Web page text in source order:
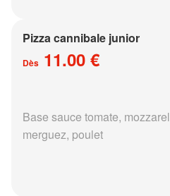
Pizza cannibale junior
Dès 11.00 €
Base sauce tomate,
merguez, poulet